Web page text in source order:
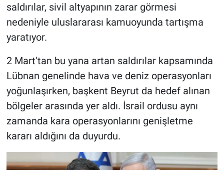
saldırılar, sivil altyapının zarar görmesi
nedeniyle uluslararası kamuoyunda tartışma
yaratıyor.
2 Mart’tan bu yana artan saldırılar kapsamında
Lübnan genelinde hava ve deniz operasyonları
yoğunlaşırken, başkent Beyrut da hedef alınan
bölgeler arasında yer aldı. İsrail ordusu aynı
zamanda kara operasyonlarını genişletme
kararı aldığını da duyurdu.